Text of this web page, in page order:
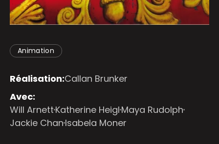
Animation
Réalisation:Callan Brunker
Avec:
Will Arnett Katherine Heigl Maya Rudolph
Jackie Chan Isabela Moner